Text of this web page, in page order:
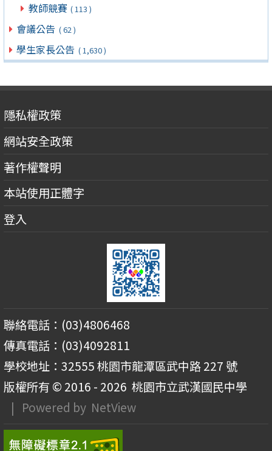
教師競賽 ( 113 )
會議公告 ( 62 )
學生家長公告 ( 1,630 )
隱私權政策
網站安全政策
著作權聲明
本站使用正體字
登入
聯絡電話：(03)4806468
傳真電話：(03)4092811
學校地址：32555 桃園市龍潭區武中路 227 號
版權所有 © 2016 - 2026 桃園市立武漢國民中學
| Powered by NetView